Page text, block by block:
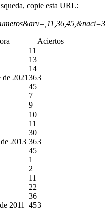
copie esta URL:
Aciertos
de 2021
11
13
14
36
45
7
9
3
2013
10
11
30
36
45
1
2
3
2011
11
22
36
453